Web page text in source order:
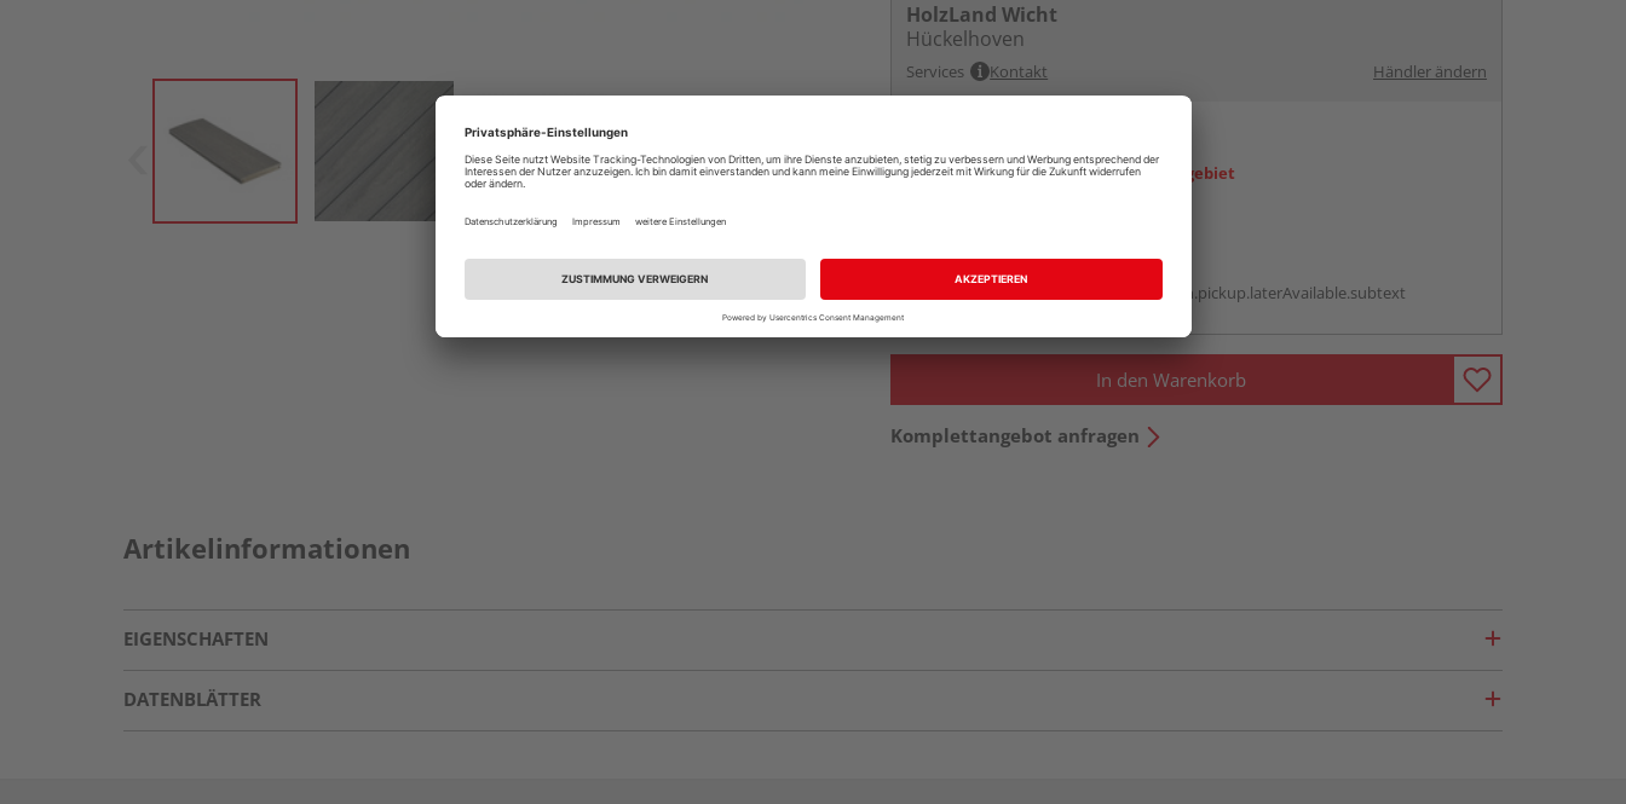
HolzLand Wicht
Hückelhoven
Services Kontakt Händler ändern
Ihr Standort ist nicht im Liefergebiet
Auf Vorbestellung:
vue.ads.priceMerchantBox.option.pickup.laterAvailable.subtext
In den Warenkorb
Komplettangebot anfragen
Artikelinformationen
EIGENSCHAFTEN
DATENBLÄTTER